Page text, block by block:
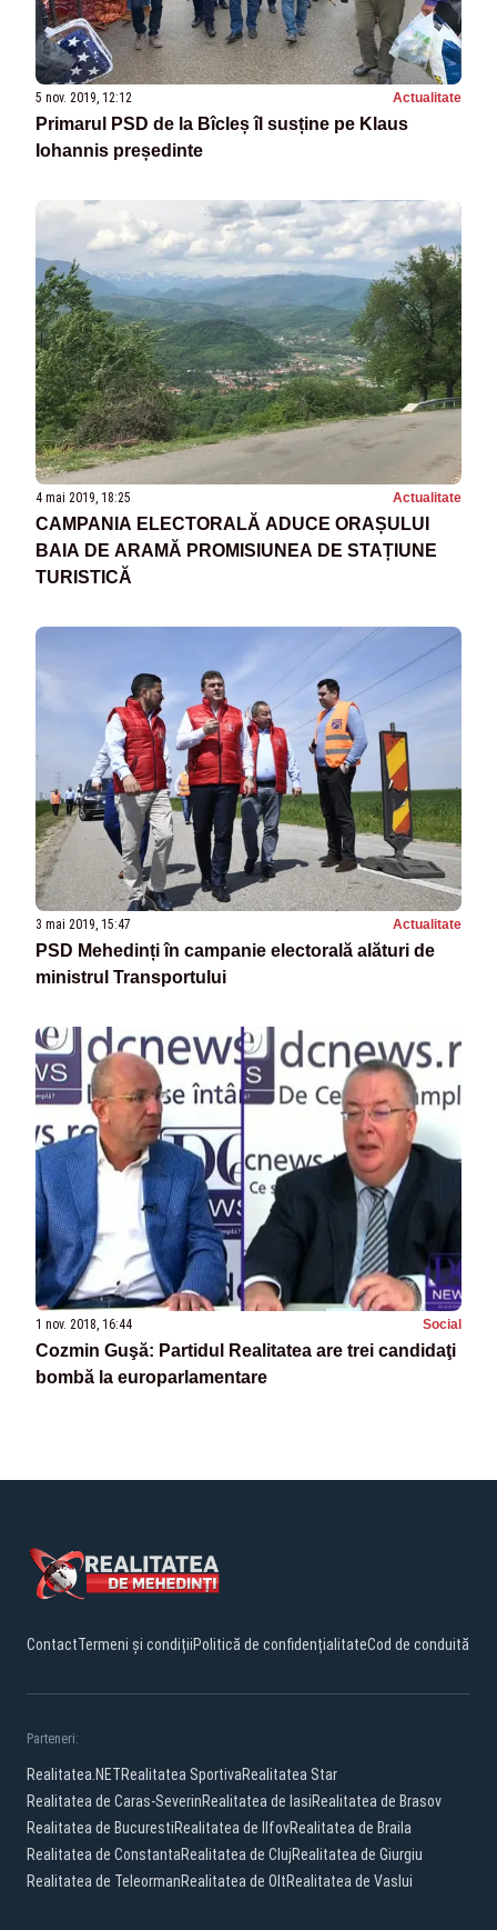
5 nov. 2019, 12:12 Actualitate
Primarul PSD de la Bîcleș îl susține pe Klaus
Iohannis președinte
4 mai 2019, 18:25 Actualitate
CAMPANIA ELECTORALĂ ADUCE ORAȘULUI
BAIA DE ARAMĂ PROMISIUNEA DE STAȚIUNE
TURISTICĂ
3 mai 2019, 15:47 Actualitate
PSD Mehedinți în campanie electorală alături de
ministrul Transportului
1 nov. 2018, 16:44 Social
Cozmin Guşă: Partidul Realitatea are trei candidaţi
bombă la europarlamentare
ContactTermeni și condițiiPolitică de confidențialitateCod de conduită
Parteneri:
Realitatea.NETRealitatea SportivaRealitatea Star
Realitatea de Caras-SeverinRealitatea de IasiRealitatea de Brasov
Realitatea de BucurestiRealitatea de IlfovRealitatea de Braila
Realitatea de ConstantaRealitatea de ClujRealitatea de Giurgiu
Realitatea de TeleormanRealitatea de OltRealitatea de Vaslui